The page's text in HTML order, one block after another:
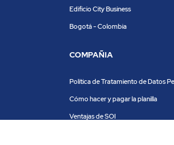
Edificio City Business
Bogotá - Colombia
COMPAÑIA
Política de Tratamiento de Datos
Cómo hacer y pagar la planilla
Ventajas de SOI